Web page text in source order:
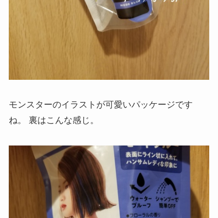
モンスターのイラストが可愛いパッケージです
ね。
裏はこんな感じ。